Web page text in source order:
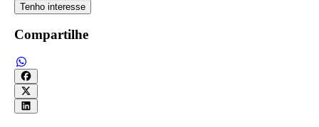
Tenho interesse
Compartilhe